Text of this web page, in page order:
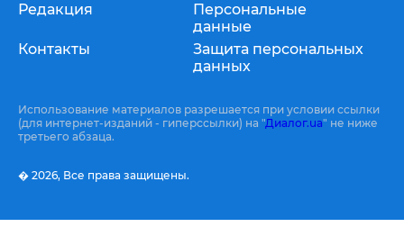
Редакция
Контакты
Персональные
данные
Защита персональных
данных
Использование материалов разрешается при условии ссылки
(для интернет-изданий - гиперссылки) на "Диалог.ua" не ниже
третьего абзаца.
� 2026, Все права защищены.